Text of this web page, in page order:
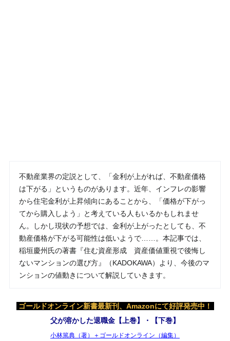
不動産業界の定説として、「金利が上がれば、不動産価格
は下がる」というものがあります。近年、インフレの影響
から住宅金利が上昇傾向にあることから、「価格が下がっ
てから購入しよう」と考えている人もいるかもしれませ
ん。しかし現状の予想では、金利が上がったとしても、不
動産価格が下がる可能性は低いようで……。本記事では、
稲垣慶州氏の著書『住む資産形成 資産価値重視で後悔し
ないマンションの選び方』（KADOKAWA）より、今後のマ
ンションの値動きについて解説していきます。
ゴールドオンライン新書最新刊、Amazonにて好評発売中！
父が溶かした退職金【上巻】・【下巻】
小林篤典（著）＋ゴールドオンライン（編集）